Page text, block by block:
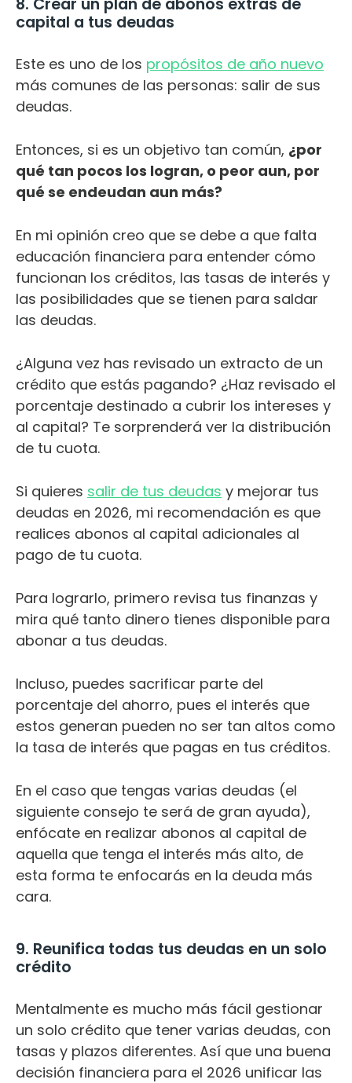
capital a tus deudas
Este es uno de los propósitos de año nuevo
más comunes de las personas: salir de sus
deudas.
Entonces, si es un objetivo tan común, ¿por
qué tan pocos los logran, o peor aun, por
qué se endeudan aun más?
En mi opinión creo que se debe a que falta
educación financiera para entender cómo
funcionan los créditos, las tasas de interés y
las posibilidades que se tienen para saldar
las deudas.
¿Alguna vez has revisado un extracto de un
crédito que estás pagando? ¿Haz revisado el
porcentaje destinado a cubrir los intereses y
al capital? Te sorprenderá ver la distribución
de tu cuota.
Si quieres salir de tus deudas y mejorar tus
deudas en 2026, mi recomendación es que
realices abonos al capital adicionales al
pago de tu cuota.
Para lograrlo, primero revisa tus finanzas y
mira qué tanto dinero tienes disponible para
abonar a tus deudas.
Incluso, puedes sacrificar parte del
porcentaje del ahorro, pues el interés que
estos generan pueden no ser tan altos como
la tasa de interés que pagas en tus créditos.
En el caso que tengas varias deudas (el
siguiente consejo te será de gran ayuda),
enfócate en realizar abonos al capital de
aquella que tenga el interés más alto, de
esta forma te enfocarás en la deuda más
cara.
9. Reunifica todas tus deudas en un solo
crédito
Mentalmente es mucho más fácil gestionar
un solo crédito que tener varias deudas, con
tasas y plazos diferentes. Así que una buena
decisión financiera para el 2026 unificar las